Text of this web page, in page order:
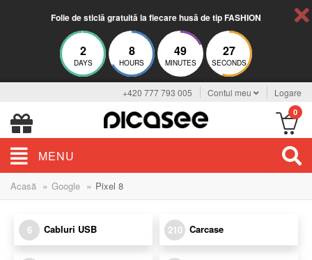
Folie de sticlă gratuită la fiecare husă de tip FASHION
2
DAYS
8
HOURS
49
MINUTES
27
SECONDS
+420 777 793 005 Contul meu Logare
0
MENU
Acasă » Google » Pixel 8
6 Cabluri USB 210 Carcase